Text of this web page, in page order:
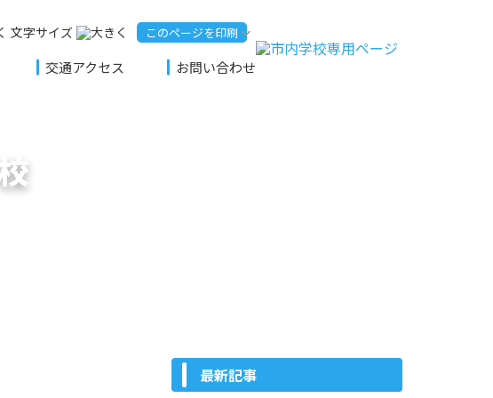
文字サイズ このページを印刷
交通アクセス お問い合わせ
最新記事